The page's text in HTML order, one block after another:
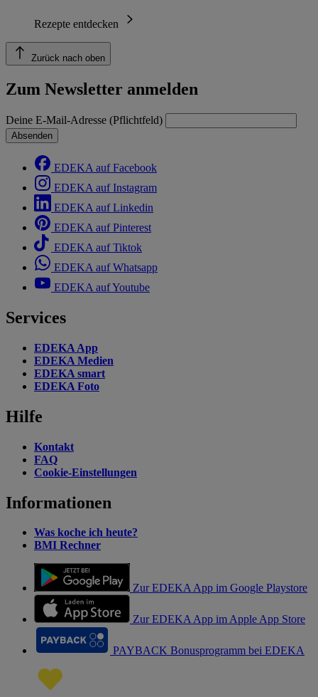
Rezepte entdecken
Zurück nach oben
Zum Newsletter anmelden
Deine E-Mail-Adresse (Pflichtfeld)
Absenden
EDEKA auf Facebook
EDEKA auf Instagram
EDEKA auf Linkedin
EDEKA auf Pinterest
EDEKA auf Tiktok
EDEKA auf Whatsapp
EDEKA auf Youtube
Services
EDEKA App
EDEKA Medien
EDEKA smart
EDEKA Foto
Hilfe
Kontakt
FAQ
Cookie-Einstellungen
Informationen
Was koche ich heute?
BMI Rechner
Zur EDEKA App im Google Playstore
Zur EDEKA App im Apple App Store
PAYBACK Bonusprogramm bei EDEKA